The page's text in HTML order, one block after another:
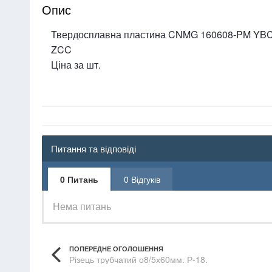
Опис
Твердосплавна пластина CNMG 160608-PM
ZCC
Ціна за шт.
Питання та відповіді
0 Питань 0 Відгуків
Нема питань
ПОПЕРЕДНЕ ОГОЛОШЕННЯ
Різець трубчатий о8/5х60мм. Р-18.